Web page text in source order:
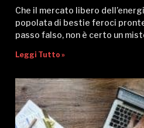
Che il mercato libero
popolata di bestie feroci
passo falso, non è certo un
Leggi Tutto »